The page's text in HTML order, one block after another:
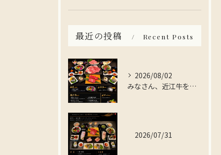
最近の投稿 Recent Posts
2026/08/02
みなさん、近江牛を存分に楽しんでみませんか？
2026/07/31